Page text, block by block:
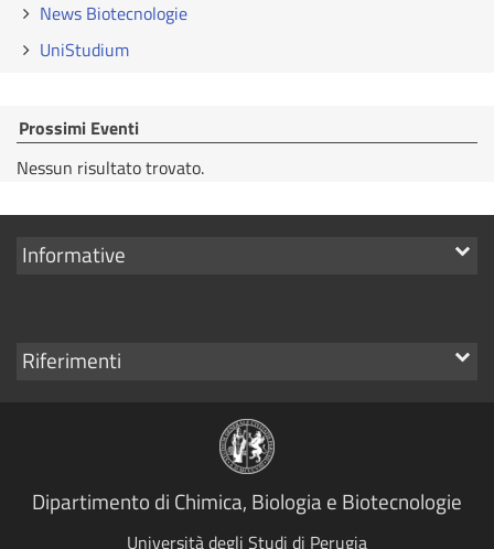
News Biotecnologie
UniStudium
Prossimi Eventi
Nessun risultato trovato.
Mostra
Informative
Mostra
Riferimenti
Dipartimento di Chimica, Biologia e Biotecnologie
Università degli Studi di Perugia